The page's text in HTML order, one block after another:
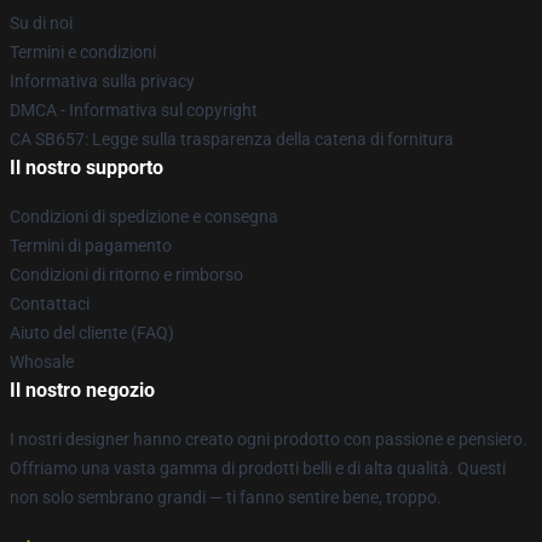
Su di noi
Termini e condizioni
Informativa sulla privacy
DMCA - Informativa sul copyright
CA SB657: Legge sulla trasparenza della catena di fornitura
Il nostro supporto
Condizioni di spedizione e consegna
Termini di pagamento
Condizioni di ritorno e rimborso
Contattaci
Aiuto del cliente (FAQ)
Whosale
Il nostro negozio
I nostri designer hanno creato ogni prodotto con passione e pensiero.
Offriamo una vasta gamma di prodotti belli e di alta qualità. Questi
non solo sembrano grandi — ti fanno sentire bene, troppo.